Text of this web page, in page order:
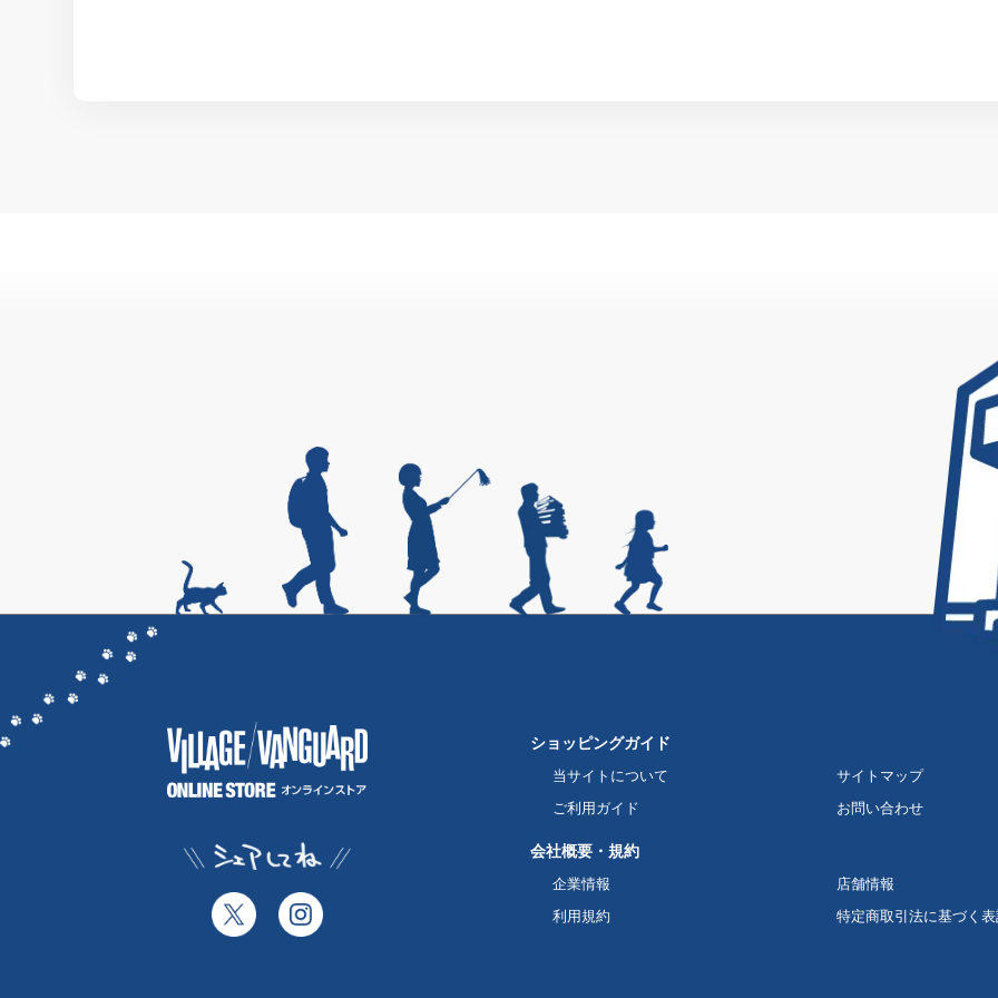
ショッピングガイド
当サイトについて
サイトマップ
ご利用ガイド
お問い合わせ
会社概要・規約
企業情報
店舗情報
利用規約
特定商取引法に基づく表